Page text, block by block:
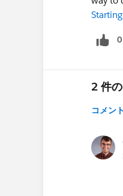
2 件
コメン